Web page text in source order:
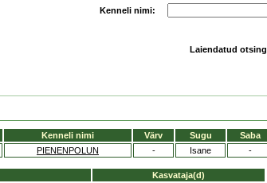
Kenneli nimi:
Laiendatud otsing
Kenneli nimi Värv Sugu
Saba
PIENENPOLUN - Isane -
Kasvataja(d)